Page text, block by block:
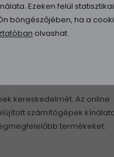
A számítógépek
hozzáférhettek
piacán. Az
árakon tudták értékesíteni.
kereskedelmét. Az online
számítógépek
termékeket.
Ezeken felül
böngészőjében, ha a
olvashat.